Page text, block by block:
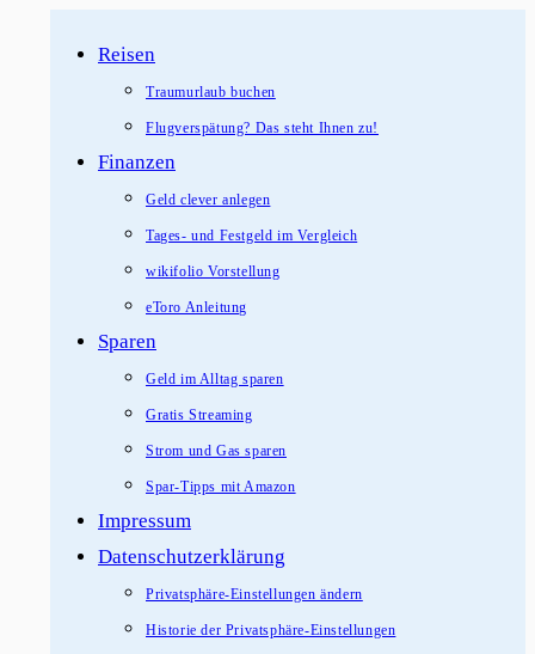
Inhalt
Reisen
Traumurlaub buchen
Flugverspätung? Das steht Ihnen zu!
Finanzen
Geld clever anlegen
Tages- und Festgeld im Vergleich
wikifolio Vorstellung
eToro Anleitung
Sparen
Geld im Alltag sparen
Gratis Streaming
Strom und Gas sparen
Spar-Tipps mit Amazon
Impressum
Datenschutzerklärung
Privatsphäre-Einstellungen ändern
Historie der Privatsphäre-Einstellungen